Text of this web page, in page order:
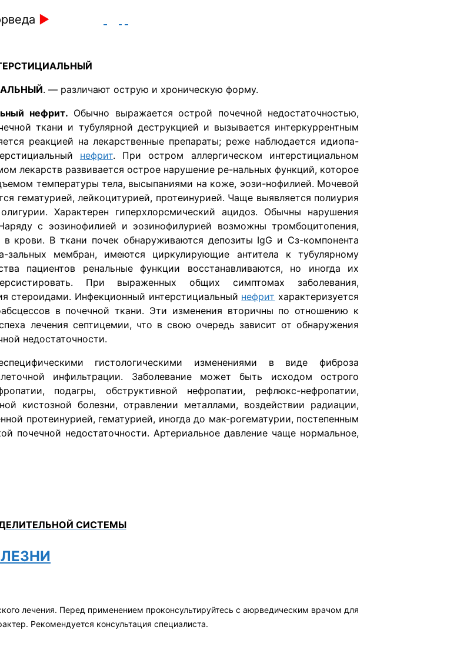
►
. — различают острую и хроническую форму.
нефрит. Обычно выражается острой почечной недостаточностью,
ткани и тубулярной деструкцией и вызывается интеркуррентным
реакцией на лекарственные препараты; реже наблюдается идиопа-
нефрит. При остром аллергическом интерстициальном
лекарств развивается острое нарушение ре-нальных функций, которое
температуры тела, высыпаниями на коже, эози-нофилией. Мочевой
гематурией, лейкоцитурией, протеинурией. Чаще выявляется полиурия
Характерен гиперхлорсмический ацидоз. Обычны нарушения
с эозинофилией и эозинофилурией возможны тромбоцитопения,
крови. В ткани почек обнаруживаются депозиты IgG и Сз-компонента
зальных мембран, имеются циркулирующие антитела к тубулярному
пациентов ренальные функции восстанавливаются, но иногда их
При выраженных общих симптомах заболевания,
стероидами. Инфекционный интерстициальный нефрит характеризуется
в почечной ткани. Эти изменения вторичны по отношению к
лечения септицемии, что в свою очередь зависит от обнаружения
недостаточности.
гистологическими изменениями в виде фиброза
инфильтрации. Заболевание может быть исходом острого
подагры, обструктивной нефропатии, рефлюкс-нефропатии,
кистозной болезни, отравлении металлами, воздействии радиации,
протеинурией, гематурией, иногда до мак-рогематурии, постепенным
почечной недостаточности. Артериальное давление чаще нормальное,
СИСТЕМЫ
лечения. Перед применением проконсультируйтесь с аюрведическим врачом для
Рекомендуется консультация специалиста.